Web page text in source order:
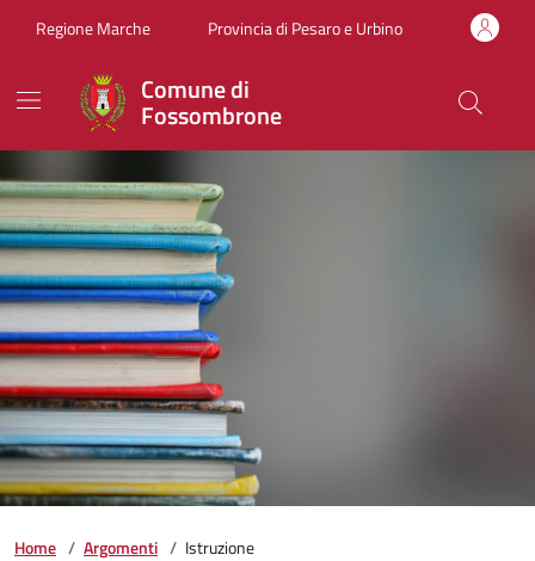
Regione Marche Provincia di Pesaro e Urbino
Comune di
Fossombrone
Home / Argomenti / Istruzione